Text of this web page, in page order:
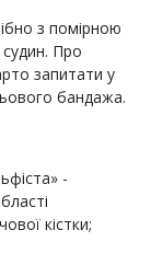
з помірною
Про
запитати у
бандажа.
-
кістки;